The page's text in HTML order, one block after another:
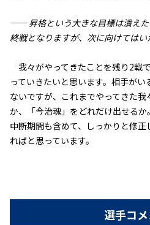
—— 昇格という大きな目標は潰え
終戦となりますが、次に向けてはい
我々がやってきたことを残り2戦
っていきたいと思います。相手が
ないですが、これまでやってきた
か、「今治魂」をどれだけ出せるか
中断期間も含めて、しっかりと修
ればと思っています。
選手コ